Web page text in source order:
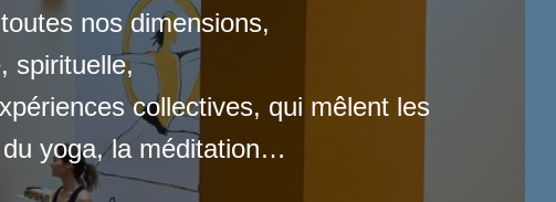
nos dimensions,
spirituelle,
collectives, qui mêlent les
du yoga, la méditation…